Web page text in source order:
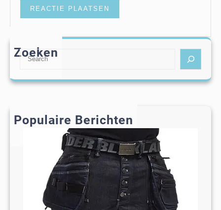
Zoeken
S
a
h
Populaire Berichten